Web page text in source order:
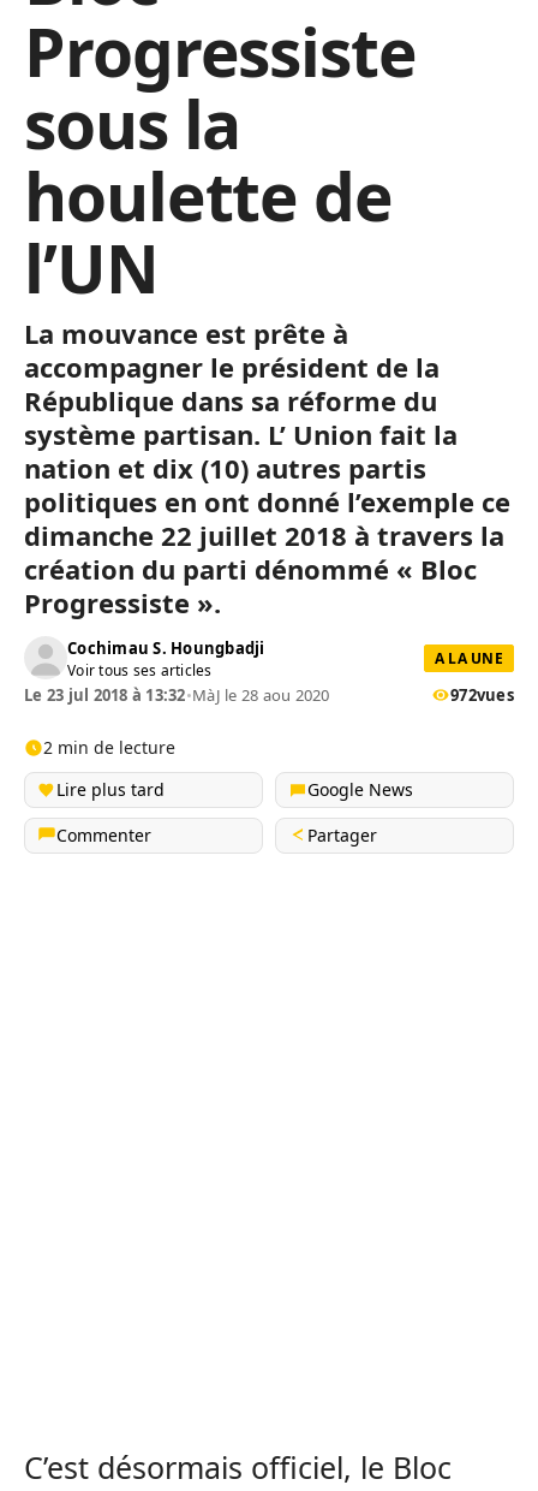
Progressiste
sous la
houlette de
l’UN
La mouvance est prête à
accompagner le président de la
République dans sa réforme du
système partisan. L’ Union fait la
nation et dix (10) autres partis
politiques en ont donné l’exemple ce
dimanche 22 juillet 2018 à travers la
création du parti dénommé « Bloc
Progressiste ».
Cochimau S. Houngbadji
Voir tous ses articles
A LA UNE
Le 23 jul 2018 à 13:32•MàJ le 28 aou 2020 972vues
2 min de lecture
Lire plus tard
Google News
Commenter
Partager
C’est désormais officiel, le Bloc